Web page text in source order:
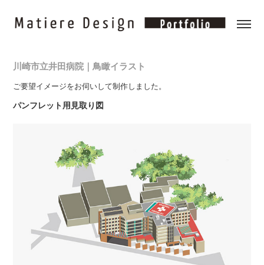
川崎市立井田病院｜鳥瞰イラスト
ご要望イメージをお伺いして制作しました。
パンフレット用見取り図